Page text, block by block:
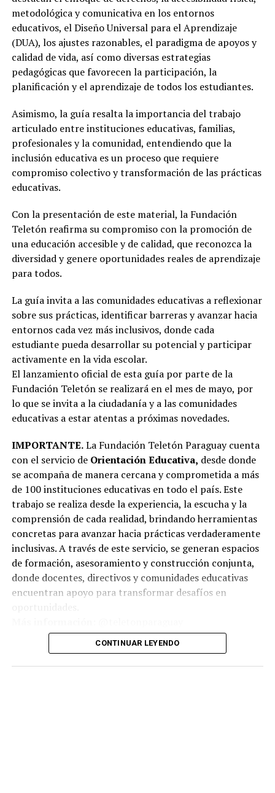
metodológica y comunicativa en los entornos
educativos, el Diseño Universal para el Aprendizaje
(DUA), los ajustes razonables, el paradigma de apoyos y
calidad de vida, así como diversas estrategias
pedagógicas que favorecen la participación, la
planificación y el aprendizaje de todos los estudiantes.
Asimismo, la guía resalta la importancia del trabajo
articulado entre instituciones educativas, familias,
profesionales y la comunidad, entendiendo que la
inclusión educativa es un proceso que requiere
compromiso colectivo y transformación de las prácticas
educativas.
Con la presentación de este material, la Fundación
Teletón reafirma su compromiso con la promoción de
una educación accesible y de calidad, que reconozca la
diversidad y genere oportunidades reales de aprendizaje
para todos.
La guía invita a las comunidades educativas a reflexionar
sobre sus prácticas, identificar barreras y avanzar hacia
entornos cada vez más inclusivos, donde cada
estudiante pueda desarrollar su potencial y participar
activamente en la vida escolar.
El lanzamiento oficial de esta guía por parte de la
Fundación Teletón se realizará en el mes de mayo, por
lo que se invita a la ciudadanía y a las comunidades
educativas a estar atentas a próximas novedades.
IMPORTANTE.La Fundación Teletón Paraguay cuenta
con el servicio de Orientación Educativa, desde donde
se acompaña de manera cercana y comprometida a más
de 100 instituciones educativas en todo el país. Este
trabajo se realiza desde la experiencia, la escucha y la
comprensión de cada realidad, brindando herramientas
concretas para avanzar hacia prácticas verdaderamente
inclusivas. A través de este servicio, se generan espacios
de formación, asesoramiento y construcción conjunta,
donde docentes, directivos y comunidades educativas
encuentran apoyo para transformar desafíos en
CONTINUAR LEYENDO